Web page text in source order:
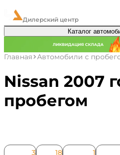
Дилерский центр
Каталог
Главная Автомобили с
Nissan 2007
пробегом
Almera 3Juke 18Maxima 1Murano